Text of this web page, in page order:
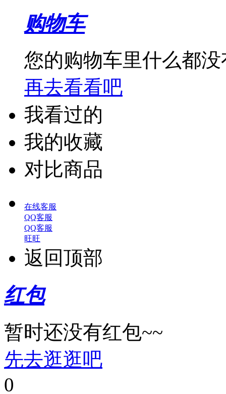
购物车
您的购物车里什么都没
再去看看吧
我看过的
我的收藏
对比商品
在线客服
QQ客服
QQ客服
旺旺
返回顶部
红包
暂时还没有红包~~
先去逛逛吧
0